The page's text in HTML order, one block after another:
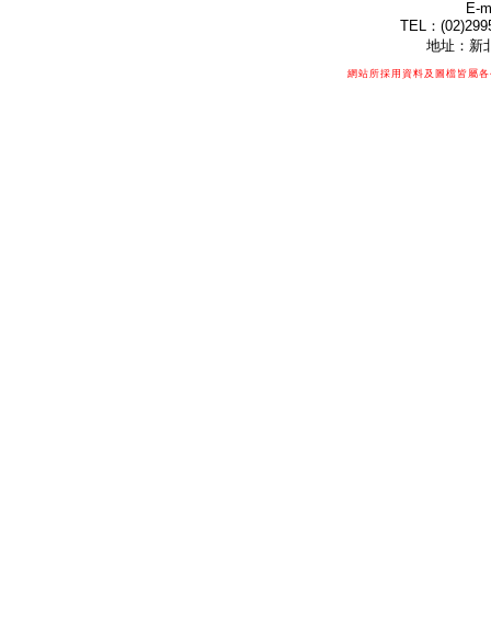
E-
TEL：
地址：新
網站所採用資料及圖檔皆屬